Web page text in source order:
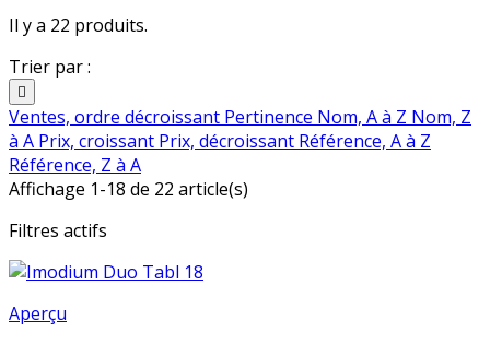
Il y a 22 produits.
Trier par :

Ventes, ordre décroissant Pertinence Nom, A à Z Nom, Z
à A Prix, croissant Prix, décroissant Référence, A à Z
Référence, Z à A
Affichage 1-18 de 22 article(s)
Filtres actifs
Aperçu